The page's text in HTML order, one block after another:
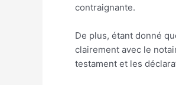
contraignante.
De plus, étant donné
clairement avec le
testament et les